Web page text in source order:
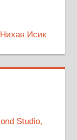
Исик
Studio,